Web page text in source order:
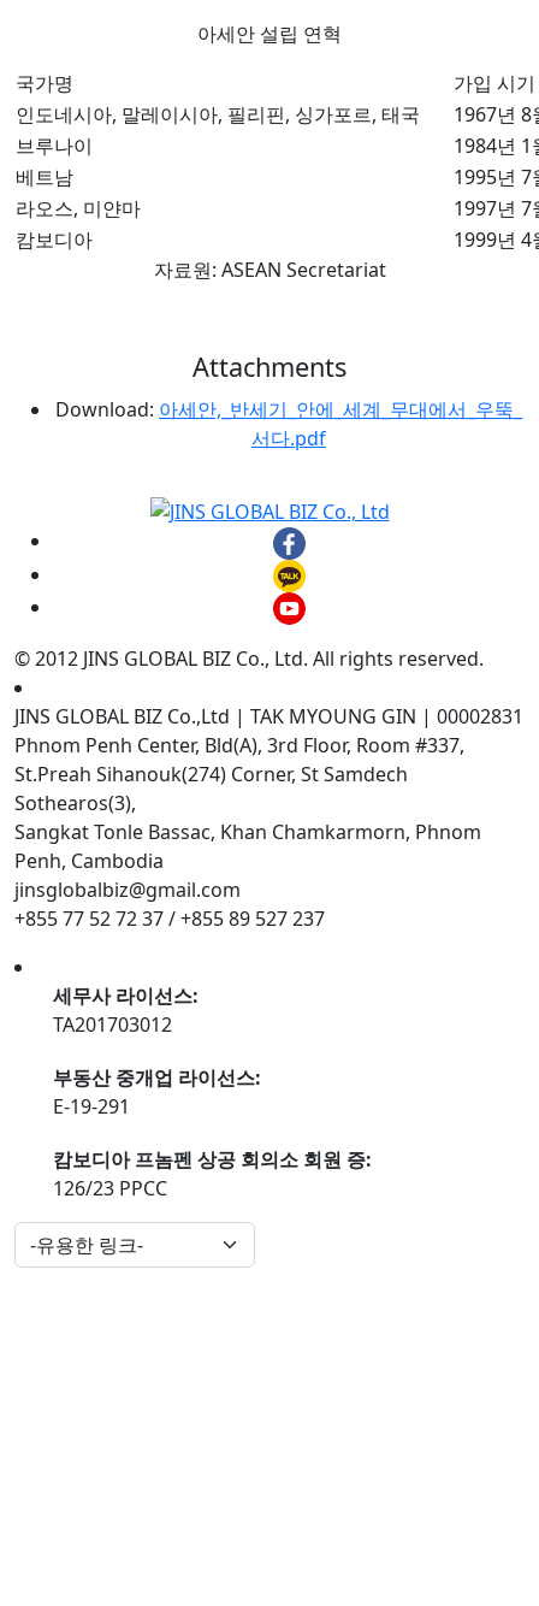
아세안 설립 연혁
국가명
가입 시기
인도네시아, 말레이시아, 필리핀, 싱가포르, 태국
1967년 8
브루나이
1984년 1
베트남
1995년 7
라오스, 미얀마
1997년 7
캄보디아
1999년 4
자료원: ASEAN Secretariat
Attachments
Download: 아세안,_반세기_안에_세계_무대에서_우뚝_
서다.pdf
© 2012 JINS GLOBAL BIZ Co., Ltd. All rights reserved.
JINS GLOBAL BIZ Co.,Ltd | TAK MYOUNG GIN | 00002831
Phnom Penh Center, Bld(A), 3rd Floor, Room #337,
St.Preah Sihanouk(274) Corner, St Samdech
Sothearos(3),
Sangkat Tonle Bassac, Khan Chamkarmorn, Phnom
Penh, Cambodia
jinsglobalbiz@gmail.com
+855 77 52 72 37 / +855 89 527 237
세무사 라이선스:
TA201703012
부동산 중개업 라이선스:
E-19-291
캄보디아 프놈펜 상공 회의소 회원 증:
126/23 PPCC